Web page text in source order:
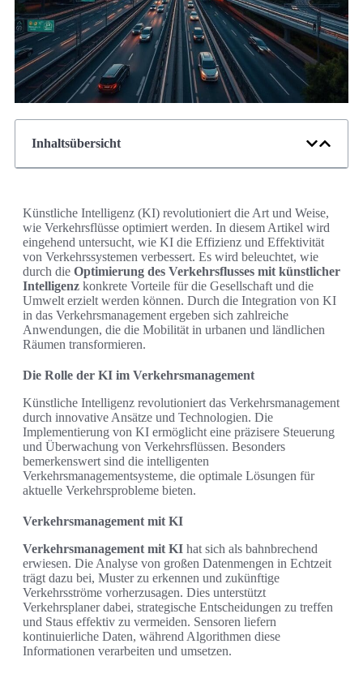
Inhaltsübersicht
Künstliche Intelligenz (KI) revolutioniert die Art und Weise,
wie Verkehrsflüsse optimiert werden. In diesem Artikel wird
eingehend untersucht, wie KI die Effizienz und Effektivität
von Verkehrssystemen verbessert. Es wird beleuchtet, wie
durch die Optimierung des Verkehrsflusses mit künstlicher
Intelligenz konkrete Vorteile für die Gesellschaft und die
Umwelt erzielt werden können. Durch die Integration von KI
in das Verkehrsmanagement ergeben sich zahlreiche
Anwendungen, die die Mobilität in urbanen und ländlichen
Räumen transformieren.
Die Rolle der KI im Verkehrsmanagement
Künstliche Intelligenz revolutioniert das Verkehrsmanagement
durch innovative Ansätze und Technologien. Die
Implementierung von KI ermöglicht eine präzisere Steuerung
und Überwachung von Verkehrsflüssen. Besonders
bemerkenswert sind die intelligenten
Verkehrsmanagementsysteme, die optimale Lösungen für
aktuelle Verkehrsprobleme bieten.
Verkehrsmanagement mit KI
Verkehrsmanagement mit KI hat sich als bahnbrechend
erwiesen. Die Analyse von großen Datenmengen in Echtzeit
trägt dazu bei, Muster zu erkennen und zukünftige
Verkehrsströme vorherzusagen. Dies unterstützt
Verkehrsplaner dabei, strategische Entscheidungen zu treffen
und Staus effektiv zu vermeiden. Sensoren liefern
kontinuierliche Daten, während Algorithmen diese
Informationen verarbeiten und umsetzen.